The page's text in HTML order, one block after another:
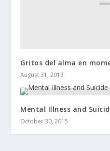
Gritos del alma en
August 31, 2013
Mental Illness and
October 30, 2015